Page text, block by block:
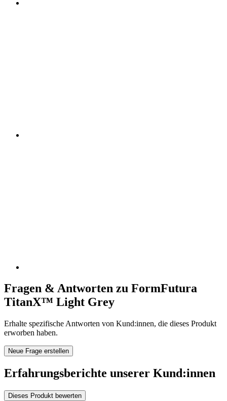
Fragen & Antworten zu FormFutura
TitanX™ Light Grey
Erhalte spezifische Antworten von Kund:innen, die dieses Produkt
erworben haben.
Neue Frage erstellen
Erfahrungsberichte unserer Kund:innen
Dieses Produkt bewerten